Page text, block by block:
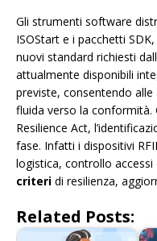
Gli strumenti software
ISOStart e i pacchetti
nuovi standard richiesti
attualmente disponibili
previste, consentendo alle
fluida verso la conformità.
Resilience Act,
fase. Infatti i dispositivi
logistica, controllo
criteri di resilienza,
Related Posts: